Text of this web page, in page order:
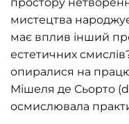
мистецтва
має вплив інший
естетичних
опиралися на
Мішеля де Сьорто
осмислювала